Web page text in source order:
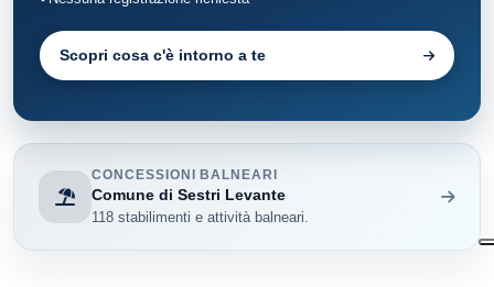
Scopri cosa c'è intorno a te
CONCESSIONI BALNEARI
Comune di Sestri Levante
118 stabilimenti e attività balneari.